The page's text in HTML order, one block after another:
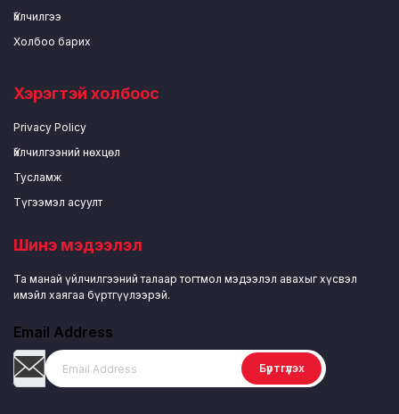
Үйлчилгээ
Холбоо барих
Хэрэгтэй холбоос
Privacy Policy
Үйлчилгээний нөхцөл
Тусламж
Түгээмэл асуулт
Шинэ мэдээлэл
Та манай үйлчилгээний талаар тогтмол мэдээлэл авахыг хүсвэл
имэйл хаягаа бүртгүүлээрэй.
Email Address
Бүртгүүлэх